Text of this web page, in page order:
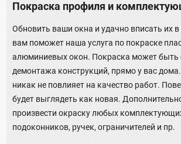
Покраска профиля и
Обновить ваши окна и удачно вписать их
вам поможет наша услуга по покраске
алюминиевых окон. Покраска может быть
демонтажа конструкций, прямо у вас
никак не повлияет на качество работ.
будет выглядеть как новая.
произвести окраску любых
подоконников, ручек, ограничителей и пр.